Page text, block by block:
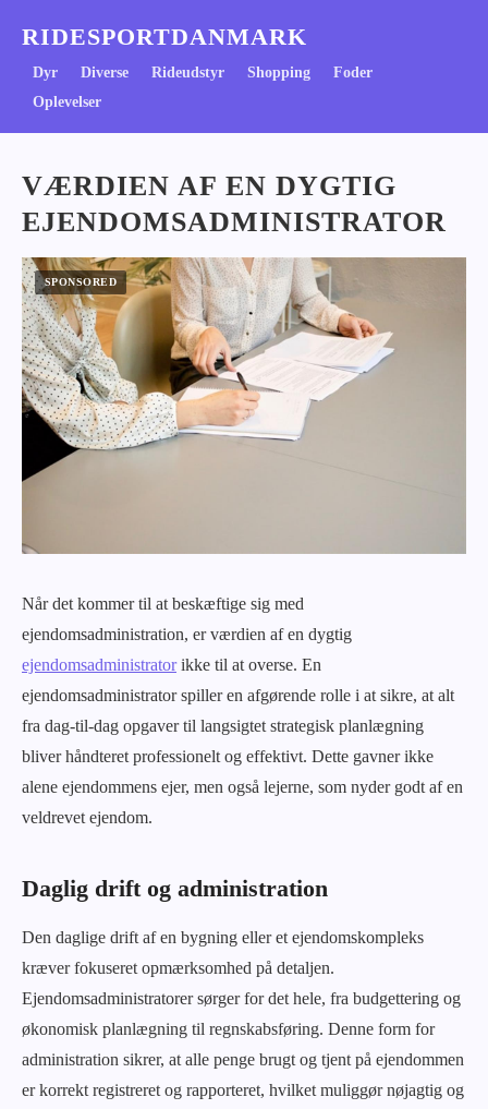
RIDESPORTDANMARK
Dyr Diverse Rideudstyr Shopping
Foder
Oplevelser
VÆRDIEN AF EN DYGTIG
EJENDOMSADMINISTRATOR
Når det kommer til at beskæftige sig med
ejendomsadministration, er værdien af en dygtig
ejendomsadministratorikke til at overse. En
ejendomsadministrator spiller en afgørende rolle i at sikre, at alt
fra dag-til-dag opgaver til langsigtet strategisk planlægning
bliver håndteret professionelt og effektivt. Dette gavner ikke
alene ejendommens ejer, men også lejerne, som nyder godt af en
veldrevet ejendom.
Daglig drift og administration
Den daglige drift af en bygning eller et ejendomskompleks
kræver fokuseret opmærksomhed på detaljen.
Ejendomsadministratorer sørger for det hele, fra budgettering og
økonomisk planlægning til regnskabsføring. Denne form for
administration sikrer, at alle penge brugt og tjent på ejendommen
er korrekt registreret og rapporteret, hvilket muliggør nøjagtig og